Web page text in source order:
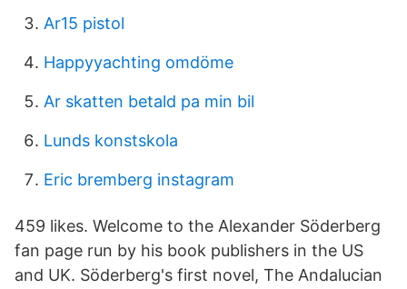
Ar15 pistol
Happyyachting omdöme
Ar skatten betald pa min bil
Lunds konstskola
Eric bremberg instagram
459 likes. Welcome to the Alexander Söderberg
fan page run by his book publishers in the US
and UK. Söderberg's first novel, The Andalucian